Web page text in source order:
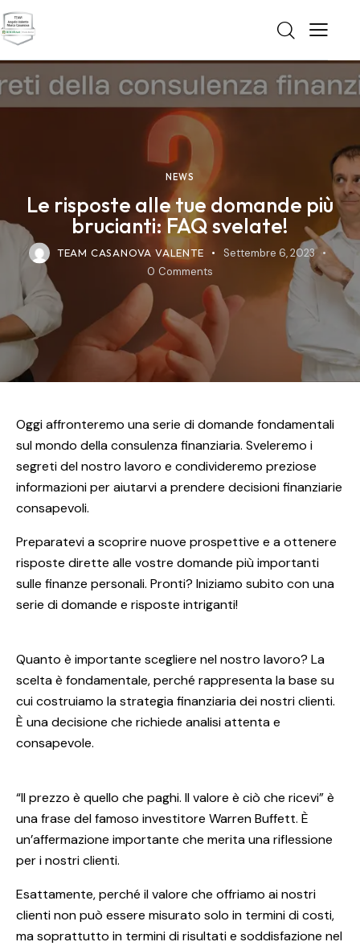
NEWS
Le risposte alle tue domande più
brucianti: FAQ svelate!
TEAM CASANOVA VALENTE
Settembre 6, 2023
0 Comments
Oggi affronteremo una serie di domande fondamentali
sul mondo della consulenza finanziaria. Sveleremo i
segreti del nostro lavoro e condivideremo preziose
informazioni per aiutarvi a prendere decisioni finanziarie
consapevoli.
Preparatevi a scoprire nuove prospettive e a ottenere
risposte dirette alle vostre domande più importanti
sulle finanze personali. Pronti? Iniziamo subito con una
serie di domande e risposte intriganti!
Quanto è importante scegliere nel nostro lavoro? La
scelta è fondamentale, perché rappresenta la base su
cui costruiamo la strategia finanziaria dei nostri clienti.
È una decisione che richiede analisi attenta e
consapevole.
“Il prezzo è quello che paghi. Il valore è ciò che ricevi” è
una frase del famoso investitore Warren Buffett. È
un’affermazione importante che merita una riflessione
per i nostri clienti.
Esattamente, perché il valore che offriamo ai nostri
clienti non può essere misurato solo in termini di costi,
ma soprattutto in termini di risultati e soddisfazione nel